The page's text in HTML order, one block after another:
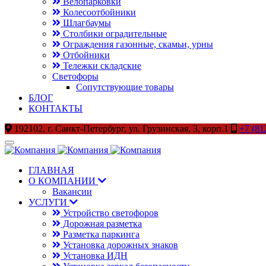
Колесоотбойники
Шлагбаумы
Столбики оградительные
Ограждения газонные, скамьи, урны
Отбойники
Тележки складские
Светофоры
Сопутствующие товары
БЛОГ
КОНТАКТЫ
192102, г. Санкт-Петербург, ул. Грузинская, 3, корп.1
+7
ГЛАВНАЯ
О КОМПАНИИ
Вакансии
УСЛУГИ
Устройство светофоров
Дорожная разметка
Разметка паркинга
Установка дорожных знаков
Установка ИДН